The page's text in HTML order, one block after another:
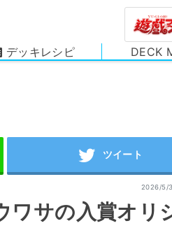
デッキレシピ DECK
2026/5/
ワサの入賞オリ